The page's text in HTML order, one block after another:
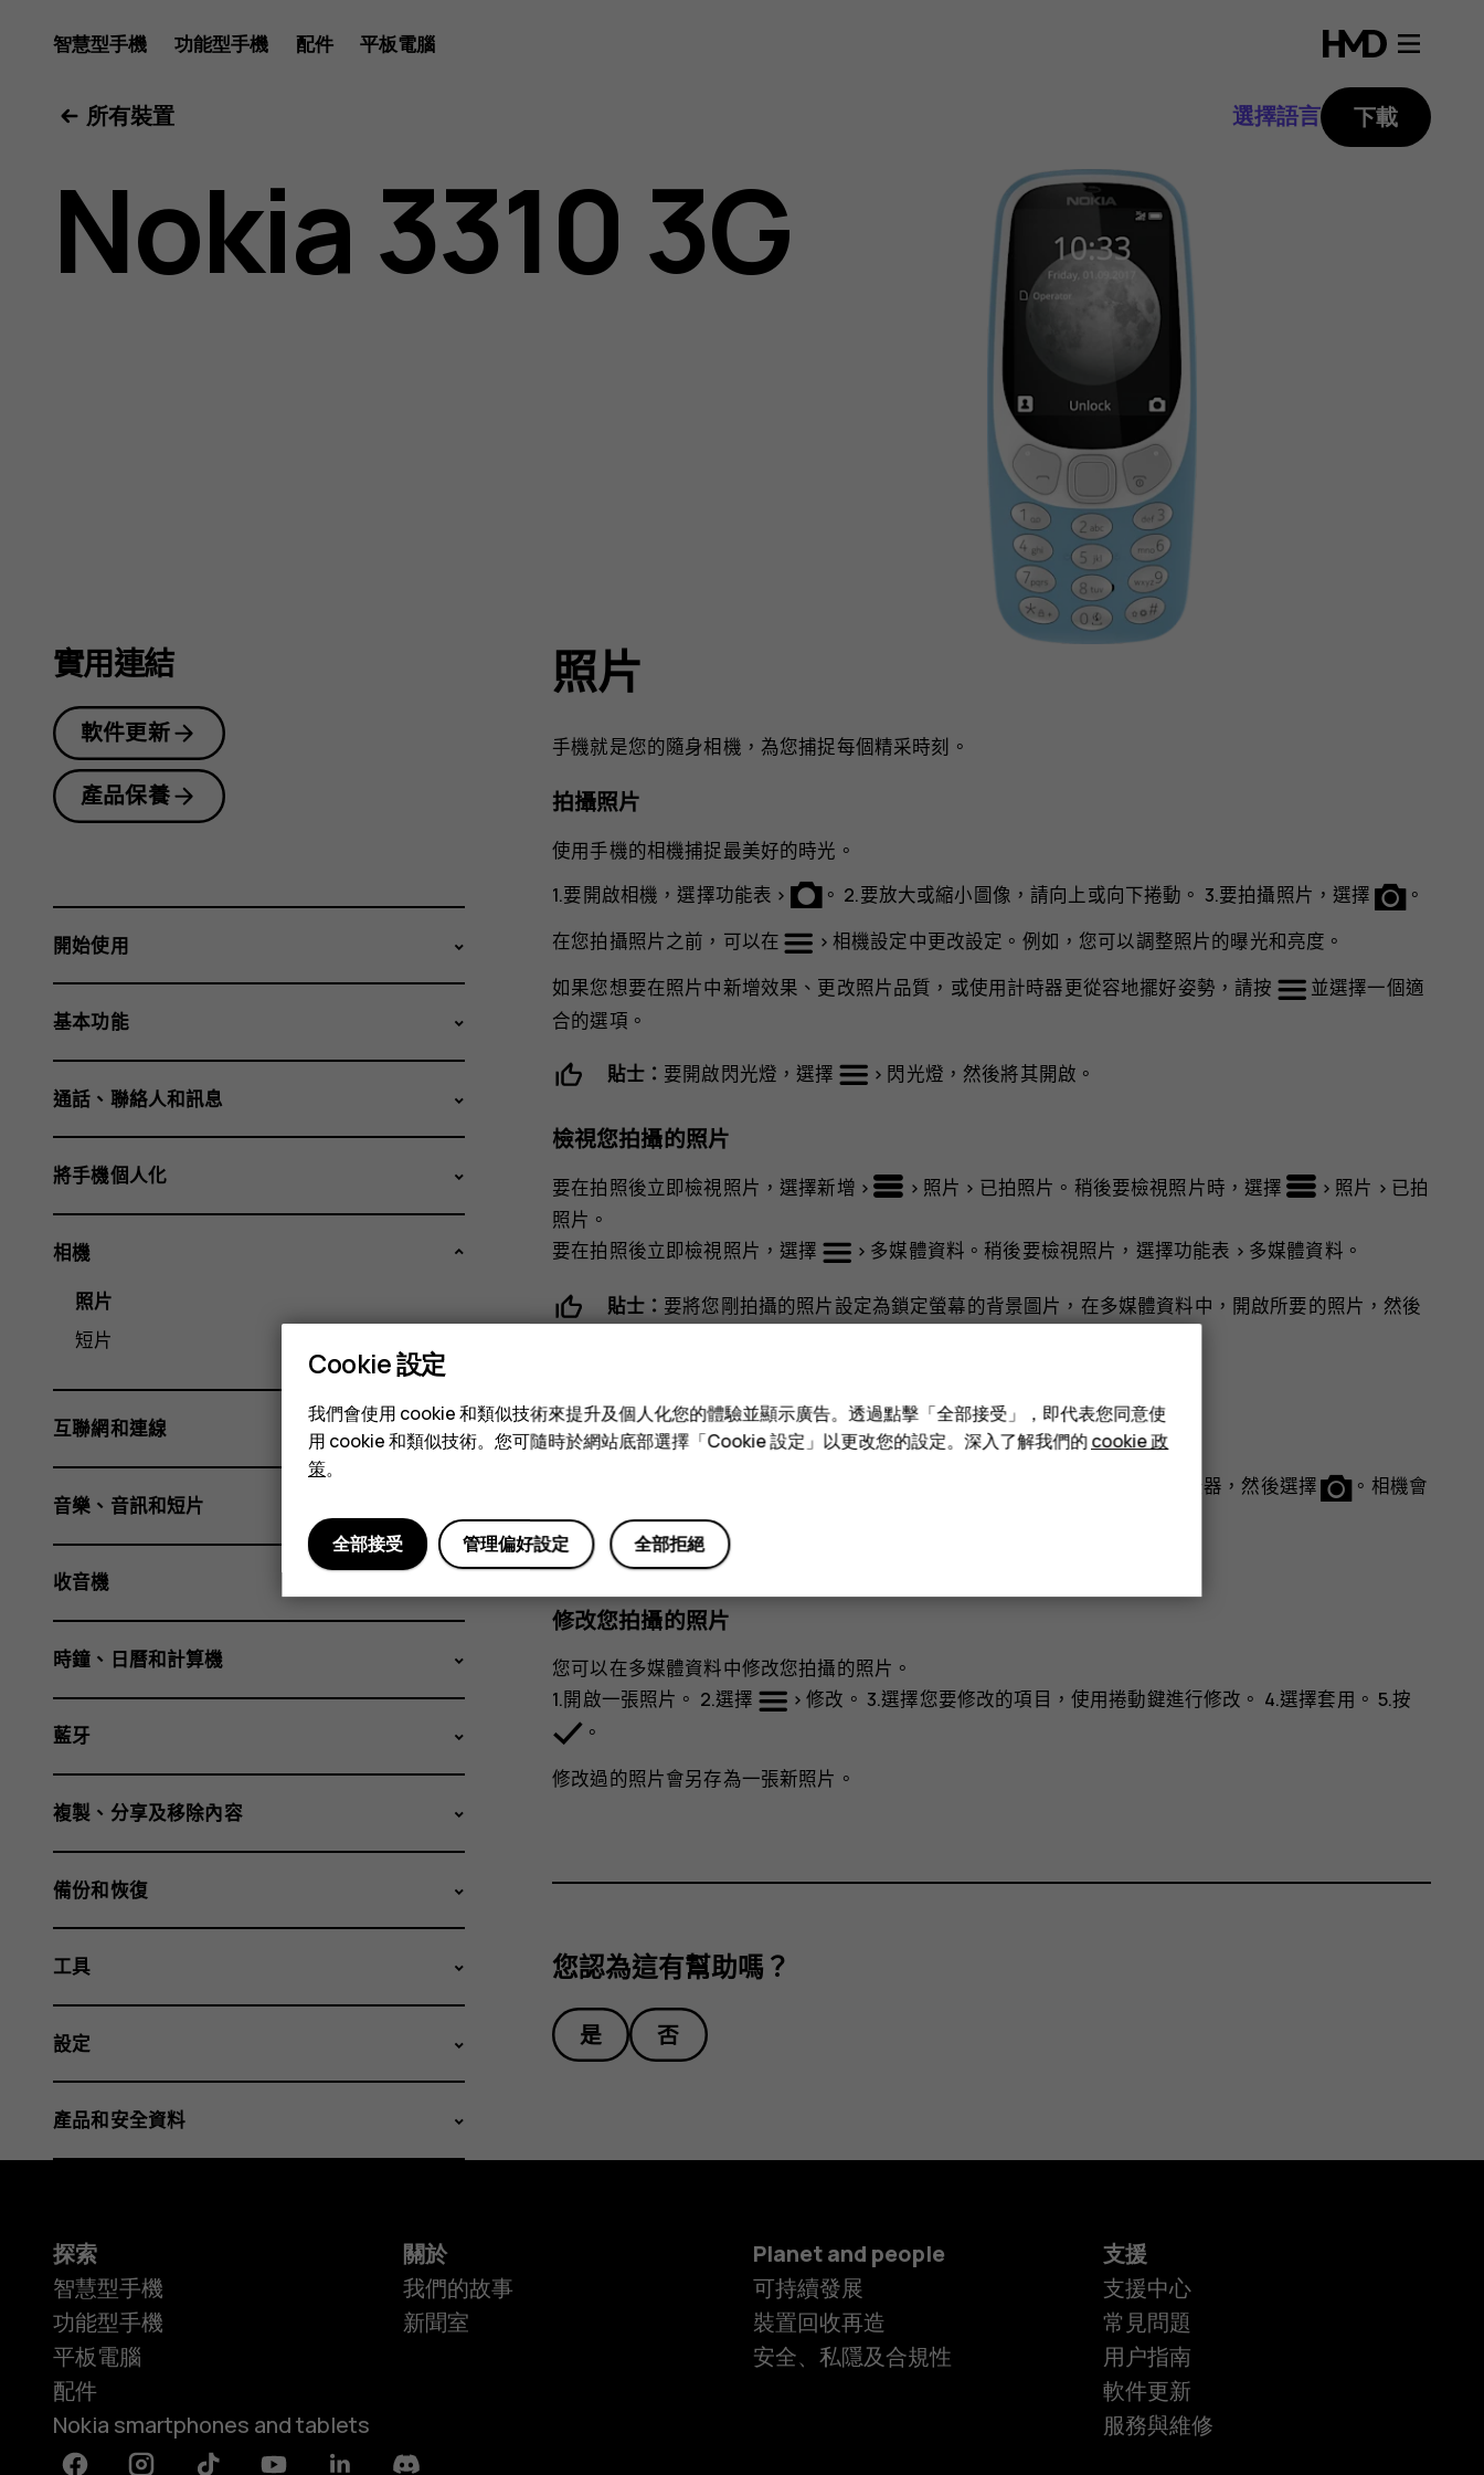
Nokia
3310
3G
指
南
智慧型手機 功能型手機 配件 平板電腦
所有裝置 選擇語言 下載
Nokia 3310 3G
照片
手機就是您的隨身相機，為您捕捉每個精采時刻。
拍攝照片
使用手機的相機捕捉最美好的時光。
1.要開啟相機，選擇功能表 > 。 2.要放大或縮小圖像，請向上或向下捲動。 3.要拍攝照片，選擇
。
在您拍攝照片之前，可以在
> 相機設定中更改設定。例如，您可以調整照片的曝光和亮度。
如果您想要在照片中新增效果、更改照片品質，或使用計時器更從容地擺好姿勢，請按
並選擇一個適
合的選項。
貼士： 要開啟閃光燈，選擇 > 閃光燈 ，然後將其開啟。
檢視您拍攝的照片
要在拍照後立即檢視照片，選擇新增 > > 照片 > 已拍照片 。稍後要檢視照片時，選擇 > 照片 > 已拍
照片 。
要在拍照後立即檢視照片，選擇
> 多媒體資料 。稍後要檢視照片，選擇功能表 > 多媒體資料 。
貼士： 要將您剛拍攝的照片設定為鎖定螢幕的背景圖片，在多媒體資料中，開啟所要的照片，然後
您可以使用連拍模式拍攝多張連續照片。
。 2.選擇您想要相機拍攝的照片張數。 3.返回觀景器，然後選擇
。相機會
以很短的間隔拍攝數張照片。
要恢復一次拍攝一張照片，選擇
修改您拍攝的照片
您可以在多媒體資料中修改您拍攝的照片。
1.開啟一張照片。 2.選擇
>修改 。 3.選擇您要修改的項目，使用捲動鍵進行修改。 4.選擇套用 。 5.按
。
修改過的照片會另存為一張新照片。
您認為這有幫助嗎？
是 否
實用連結
軟件更新
產品保養
開始使用
基本功能
通話、聯絡人和訊息
將手機個人化
相機
照片
短片
互聯網和連線
音樂、音訊和短片
收音機
時鐘、日曆和計算機
藍牙
複製、分享及移除內容
備份和恢復
工具
設定
產品和安全資料
探索
智慧型手機
功能型手機
平板電腦
配件
Nokia smartphones and tablets
關於
我們的故事
新聞室
Planet and people
可持續發展
裝置回收再造
安全、私隱及合規性
支援
支援中心
常見問題
用户指南
軟件更新
服務與維修
Cookie 設定
我們會使用 cookie 和類似技術來提升及個人化您的體驗並顯示廣告。透過點擊「全部接受」，即代表您同意使
用 cookie 和類似技術。您可隨時於網站底部選擇「Cookie 設定」以更改您的設定。深入了解我們的cookie 政
策。
全部拒絕
管理偏好設定
全部接受